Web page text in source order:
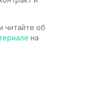
читайте об
на